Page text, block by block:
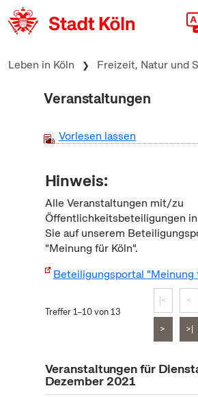
zum Inhalt springen
Leben in Köln Freizeit, Natur und
Veranstaltungen
Vorlesen lassen
Hinweis:
Alle Veranstaltungen mit/zu
Öffentlichkeitsbeteiligungen
Sie auf unserem
"Meinung für Köln".
Beteiligungsportal "Meinung
Treffer 1–10 von 13
|< <
> >|
Veranstaltungen für
Dezember 2021